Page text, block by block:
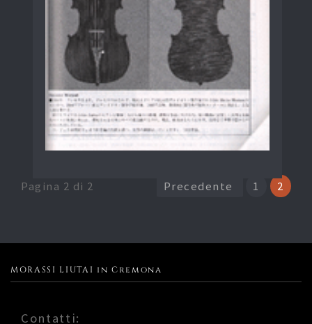
Pagina 2 di 2 Precedente 1 2
MORASSI LIUTAI in Cremona
Contatti: